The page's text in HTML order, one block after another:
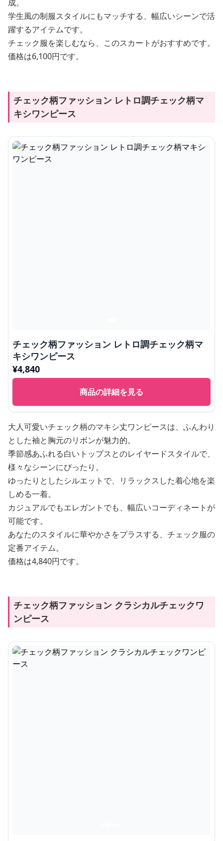
成。
学生風の制服スタイルにもマッチする、幅広いシーンで活
躍するアイテムです。
チェック服を楽しむなら、このスカートがおすすめです。
価格は6,100円です。
チェック柄ファッション レトロ調チェック柄マ
キシワンピース
チェック柄ファッション レトロ調チェック柄マ
キシワンピース
¥4,840
商品の詳細を見る
大人可愛いチェック柄のマキシ丈ワンピースは、ふんわり
とした袖と胸元のリボンが魅力的。
季節感あふれる白いトップスとのレイヤードスタイルで、
様々なシーンにぴったり。
ゆったりとしたシルエットで、リラックスした着心地を楽
しめる一着。
カジュアルでもエレガントでも、幅広いコーディネートが
可能です。
あなたのスタイルに華やかさをプラスする、チェック服の
定番アイテム。
価格は4,840円です。
チェック柄ファッション クラシカルチェックワ
ンピース